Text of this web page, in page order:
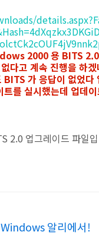
2000 용 BITS
다고 계속 진행을 하
가 응답이 없었다
를 실시했는데 업데
2.0 업그레이드 파일
알리에서!